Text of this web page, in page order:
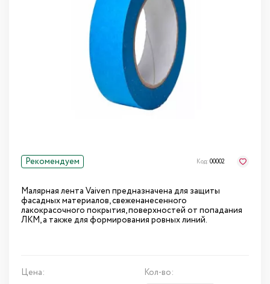
Рекомендуем Код: 00002
Малярная лента Vaiven предназначена для защиты
фасадных материалов, свеженанесенного
лакокрасочного покрытия, поверхностей от попадания
ЛКМ, а также для формирования ровных линий.
Цена: Кол-во: